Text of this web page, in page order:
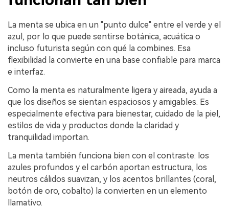
La menta se ubica en un "punto dulce" entre el verde y el
azul, por lo que puede sentirse botánica, acuática o
incluso futurista según con qué la combines. Esa
flexibilidad la convierte en una base confiable para marca
e interfaz.
Como la menta es naturalmente ligera y aireada, ayuda a
que los diseños se sientan espaciosos y amigables. Es
especialmente efectiva para bienestar, cuidado de la piel,
estilos de vida y productos donde la claridad y
tranquilidad importan.
La menta también funciona bien con el contraste: los
azules profundos y el carbón aportan estructura, los
neutros cálidos suavizan, y los acentos brillantes (coral,
botón de oro, cobalto) la convierten en un elemento
llamativo.